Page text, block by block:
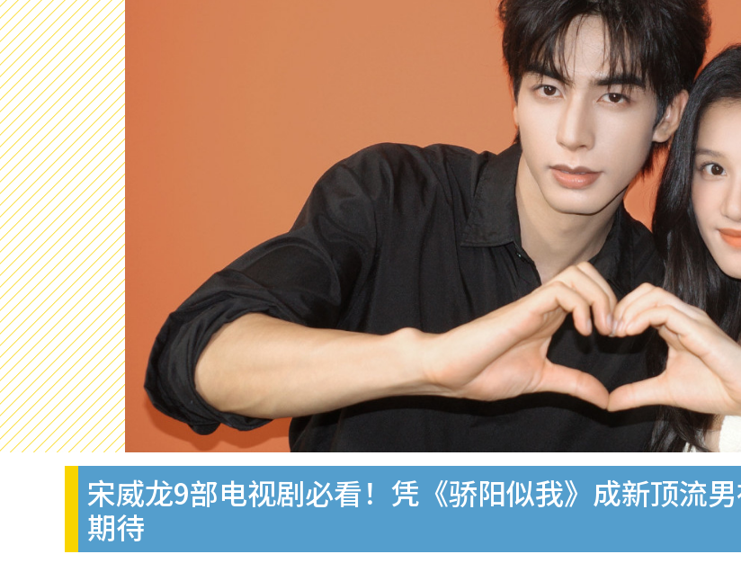
宋威龙9部电视剧必看！凭《骄阳似我》成新顶流
期待